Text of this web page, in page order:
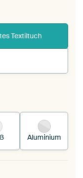
Textiltuch
Textiltuch in
Aluminium